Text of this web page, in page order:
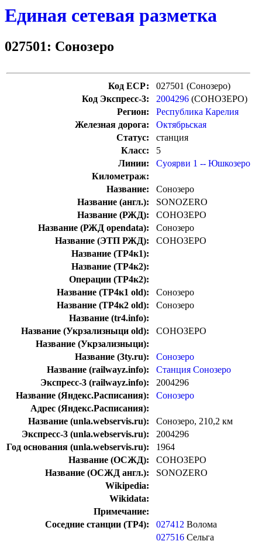
Единая сетевая разметка
027501: Сонозеро
Код ЕСР:
027501 (Сонозеро)
Код Экспресс-3:
2004296 (СОНОЗЕРО)
Регион:
Республика Карелия
Железная дорога:
Октябрьская
Статус:
станция
Класс:
5
Линии:
Суоярви 1 -- Юшкозеро
Километраж:
Название:
Сонозеро
Название (англ.):
SONOZERO
Название (РЖД):
СОНОЗЕРО
Название (РЖД opendata):
Сонозеро
Название (ЭТП РЖД):
СОНОЗЕРО
Название (ТР4к1):
Название (ТР4к2):
Операции (ТР4к2):
Название (ТР4к1 old):
Сонозеро
Название (ТР4к2 old):
Сонозеро
Название (tr4.info):
Название (Укрзализныци old):
СОНОЗЕРО
Название (Укрзализныци):
Название (3ty.ru):
Сонозеро
Название (railwayz.info):
Станция Сонозеро
Экспресс-3 (railwayz.info):
2004296
Название (Яндекс.Расписания):
Сонозеро
Адрес (Яндекс.Расписания):
Название (unla.webservis.ru):
Сонозеро, 210,2 км
Экспресс-3 (unla.webservis.ru):
2004296
Год основания (unla.webservis.ru):
1964
Название (ОСЖД):
СОНОЗЕРО
Название (ОСЖД англ.):
SONOZERO
Wikipedia:
Wikidata:
Примечание:
Соседние станции (ТР4):
027412 Волома
027516 Сельга